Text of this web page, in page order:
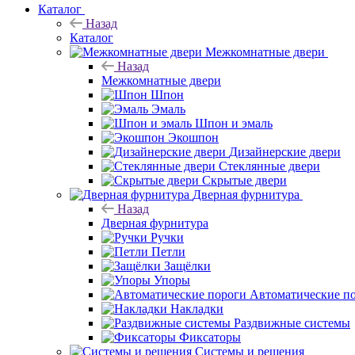
Каталог
Назад
Каталог
Межкомнатные двери
Назад
Межкомнатные двери
Шпон
Эмаль
Шпон и эмаль
Экошпон
Дизайнерские двери
Стеклянные двери
Скрытые двери
Дверная фурнитура
Назад
Дверная фурнитура
Ручки
Петли
Защёлки
Упоры
Автоматические
Накладки
Раздвижные системы
Фиксаторы
Системы и решения